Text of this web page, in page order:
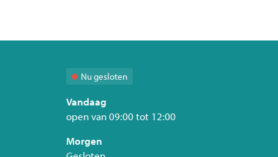
Nu gesloten
Vandaag
open van09:00 tot 12:00
Morgen